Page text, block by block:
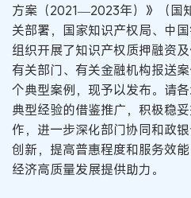
方案（2021—2023年）》（国
关部署，国家知识产权局、中
组织开展了知识产权质押融资
有关部门、有关金融机构报送
个典型案例，现予以发布。请
典型经验的借鉴推广，积极稳
作，进一步深化部门协同和政
创新，提高普惠程度和服务效
经济高质量发展提供助力。